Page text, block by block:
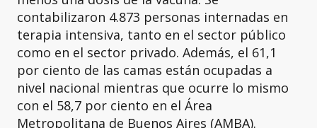
contabilizaron 4.873 personas internadas en
terapia intensiva, tanto en el sector público
como en el sector privado. Además, el 61,1
por ciento de las camas están ocupadas a
nivel nacional mientras que ocurre lo mismo
con el 58,7 por ciento en el Área
Metropolitana de Buenos Aires (AMBA).